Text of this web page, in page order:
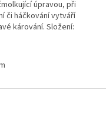
úpravou, při
či háčkování vytváří
kárování. Složení: